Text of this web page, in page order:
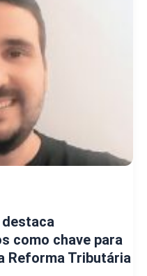
destaca
como chave para
Reforma Tributária